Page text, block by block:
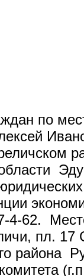
по
4-62.
пл. 17
района